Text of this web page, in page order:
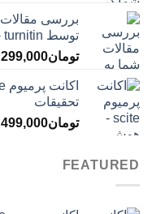
توسط turnitin - بررسی میزان هوش مصنوعی مقاله
تومان299,000
تحقیقات
تومان499,000
FEATURED